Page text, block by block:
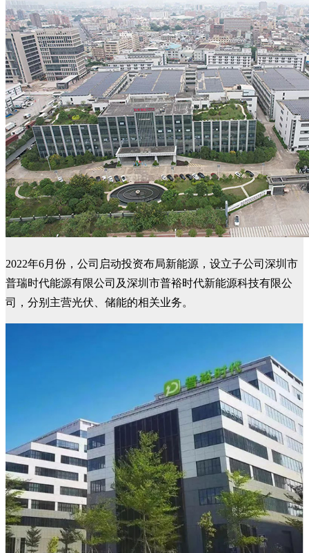
2022年6月份，公司启动投资布局新能源，设立子公司深圳市
普瑞时代能源有限公司及深圳市普裕时代新能源科技有限公
司，分别主营光伏、储能的相关业务。